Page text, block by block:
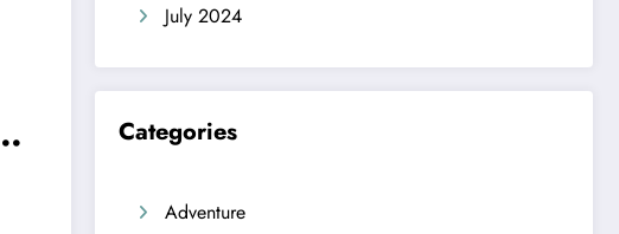
July 2024
Categories
Adventure